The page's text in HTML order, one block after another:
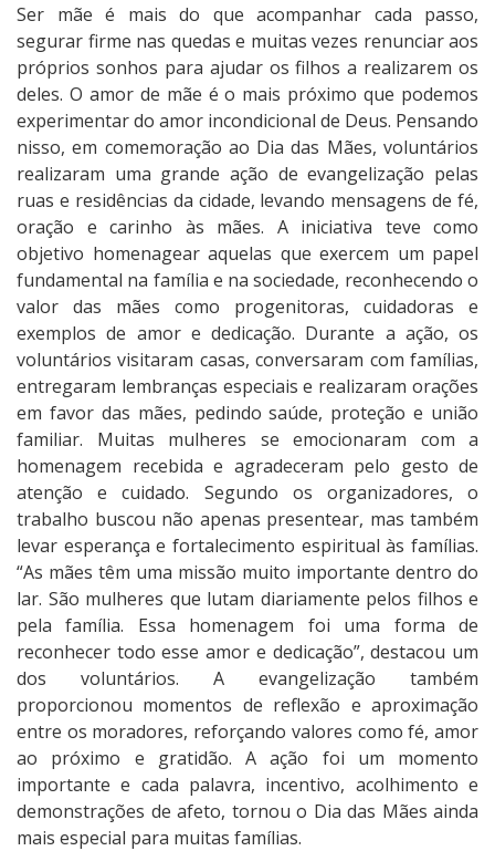
Ser mãe é mais do que acompanhar cada passo,
segurar firme nas quedas e muitas vezes renunciar aos
próprios sonhos para ajudar os filhos a realizarem os
deles. O amor de mãe é o mais próximo que podemos
experimentar do amor incondicional de Deus. Pensando
nisso, em comemoração ao Dia das Mães, voluntários
realizaram uma grande ação de evangelização pelas
ruas e residências da cidade, levando mensagens de fé,
oração e carinho às mães. A iniciativa teve como
objetivo homenagear aquelas que exercem um papel
fundamental na família e na sociedade, reconhecendo o
valor das mães como progenitoras, cuidadoras e
exemplos de amor e dedicação. Durante a ação, os
voluntários visitaram casas, conversaram com famílias,
entregaram lembranças especiais e realizaram orações
em favor das mães, pedindo saúde, proteção e união
familiar. Muitas mulheres se emocionaram com a
homenagem recebida e agradeceram pelo gesto de
atenção e cuidado. Segundo os organizadores, o
trabalho buscou não apenas presentear, mas também
levar esperança e fortalecimento espiritual às famílias.
“As mães têm uma missão muito importante dentro do
lar. São mulheres que lutam diariamente pelos filhos e
pela família. Essa homenagem foi uma forma de
reconhecer todo esse amor e dedicação”, destacou um
dos voluntários. A evangelização também
proporcionou momentos de reflexão e aproximação
entre os moradores, reforçando valores como fé, amor
ao próximo e gratidão. A ação foi um momento
importante e cada palavra, incentivo, acolhimento e
demonstrações de afeto, tornou o Dia das Mães ainda
mais especial para muitas famílias.